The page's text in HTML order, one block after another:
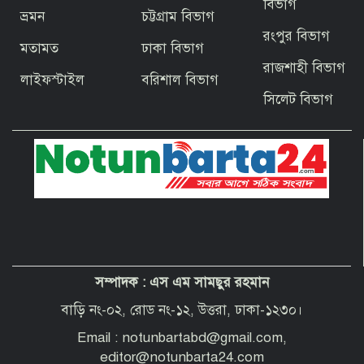
বাগেরহাটের ফকিরহাটে শেষ মুহূর্তে ব্যস্ত সময়
পার করছেন কামারশিল্পীরা
দেশবাসীকে প্রধানমন্ত্রীর ঈদুল আজহার
শুভেচ্ছা
“অপরাধী যেই হোক, তার কোনো ছাড় নয়”—
বাগেরহাটের নবাগত পুলিশ সুপার
ভ্রমন
মতামত
লাইফস্টাইল
চট্টগ্রাম বিভাগ
ঢাকা বিভাগ
বরিশাল বিভাগ
বিভাগ
রংপুর বিভাগ
রাজশাহী বিভাগ
সিলেট বিভাগ
সম্পাদক : এস এম সামছুর রহমান
বাড়ি নং-০২, রোড নং-১২, উত্তরা, ঢাকা-১২৩০।
Email : notunbartabd@gmail.com,
editor@notunbarta24.com